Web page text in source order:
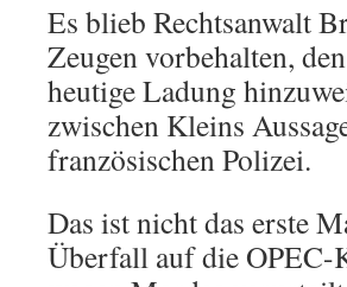
Es blieb Rechtsanwalt
Zeugen vorbehalten,
heutige Ladung
zwischen Kleins
französischen Polizei.
Das ist nicht das erste
Überfall auf die OPEC-